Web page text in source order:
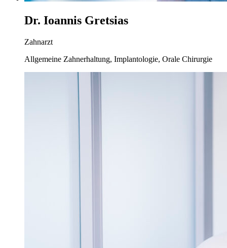
Dr. Ioannis Gretsias
Zahnarzt
Allgemeine Zahnerhaltung, Implantologie, Orale Chirurgie